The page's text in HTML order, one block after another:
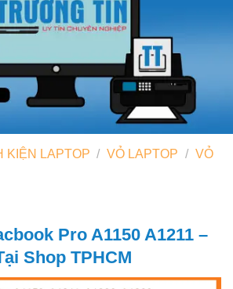
KIỆN LAPTOP / VỎ LAPTOP / VỎ
Pro A1150 A1211 –
Shop TPHCM